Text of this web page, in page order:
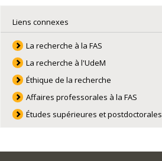
Liens connexes
La recherche à la FAS
La recherche à l'UdeM
Éthique de la recherche
Affaires professorales à la FAS
Études supérieures et postdoctorales